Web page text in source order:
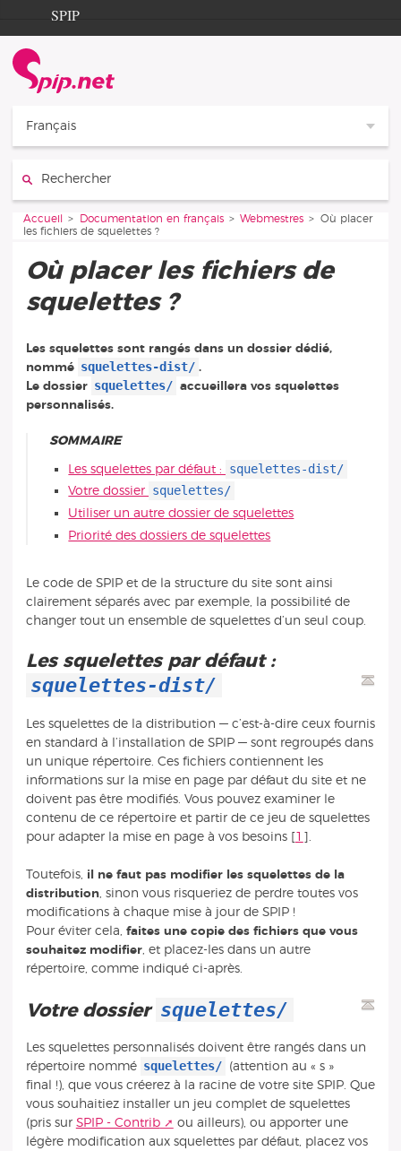
Aller au contenu
Aller à la navigation
SPIP
Documentation
Contribution
Français
Vous êtes ici :
Accueil Documentation en français Webmestres
Où placer
les fichiers de squelettes ?
Où placer les fichiers de
squelettes ?
Les squelettes sont rangés dans un dossier dédié,
nommé squelettes-dist/ .
Le dossier squelettes/ accueillera vos squelettes
personnalisés.
SOMMAIRE
Les squelettes par défaut : squelettes-dist/
Votre dossier squelettes/
Utiliser un autre dossier de squelettes
Priorité des dossiers de squelettes
Le code de SPIP et de la structure du site sont ainsi
clairement séparés avec par exemple, la possibilité de
changer tout un ensemble de squelettes d’un seul coup.
Les squelettes par défaut :
squelettes-dist/
Les squelettes de la distribution — c’est-à-dire ceux fournis
en standard à l’installation de SPIP — sont regroupés dans
un unique répertoire. Ces fichiers contiennent les
informations sur la mise en page par défaut du site et ne
doivent pas être modifiés. Vous pouvez examiner le
contenu de ce répertoire et partir de ce jeu de squelettes
pour adapter la mise en page à vos besoins[1 ]
Toutefois, il ne faut pas modifier les squelettes de la
distribution, sinon vous risqueriez de perdre toutes vos
modifications à chaque mise à jour de SPIP !
Pour éviter cela, faites une copie des fichiers que vous
souhaitez modifier, et placez-les dans un autre
répertoire, comme indiqué ci-après.
Votre dossier squelettes/
Les squelettes personnalisés doivent être rangés dans un
répertoire nommé squelettes/ (attention au « s »
final !), que vous créerez à la racine de votre site SPIP. Que
vous souhaitiez installer un jeu complet de squelettes
(pris sur SPIP - Contrib
ou ailleurs), ou apporter une
légère modification aux squelettes par défaut, placez vos